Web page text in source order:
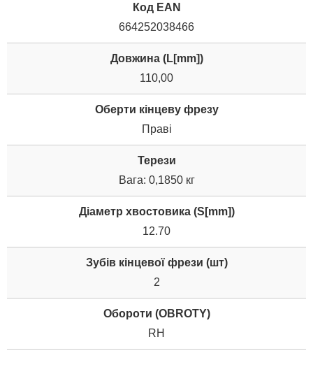
Код EAN
664252038466
Довжина (L[mm])
110,00
Оберти кінцеву фрезу
Праві
Терези
Вага: 0,1850 кг
Діаметр хвостовика (S[mm])
12.70
Зубів кінцевої фрези (шт)
2
Обороти (OBROTY)
RH